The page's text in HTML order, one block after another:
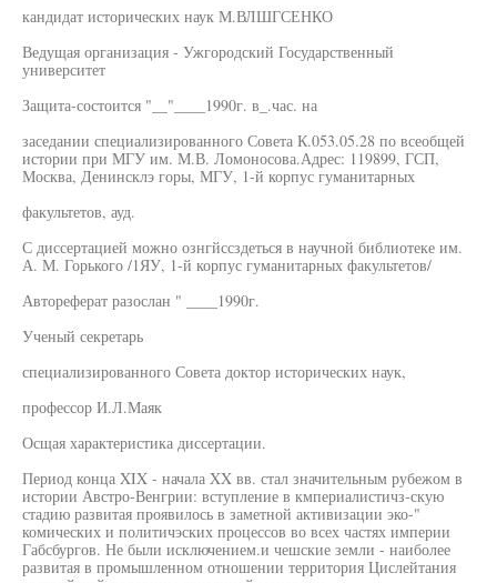
кандидат исторических наук М.ВЛШГСЕНКО
Ведущая организация - Ужгородский Государственный
университет
Защита-состоится "__"____1990г. в_.час. на
заседании специализированного Совета К.053.05.28 по всеобщей
истории при МГУ им. М.В. Ломоносова.Адрес: 119899, ГСП,
Москва, Денинсклэ горы, МГУ, 1-й корпус гуманитарных
факультетов, ауд.
С диссертацией можно ознгйссздеться в научной библиотеке им.
А. М. Горького /1ЯУ, 1-й корпус гуманитарных факультетов/
Автореферат разослан " ____1990г.
Ученый секретарь
специализированного Совета доктор исторических наук,
профессор И.Л.Маяк
Осщая характеристика диссертации.
Период конца XIX - начала XX вв. стал значительным рубежом в
истории Австро-Венгрии: вступление в кмпериалистичз-скую
стадию развитая проявилось в заметной активизации эко-"
комических и политичэских процессов во всех частях империи
Габсбургов. Не были исключением.и чешские земли - наиболее
развитая в промышленном отношении территория Цислейтания